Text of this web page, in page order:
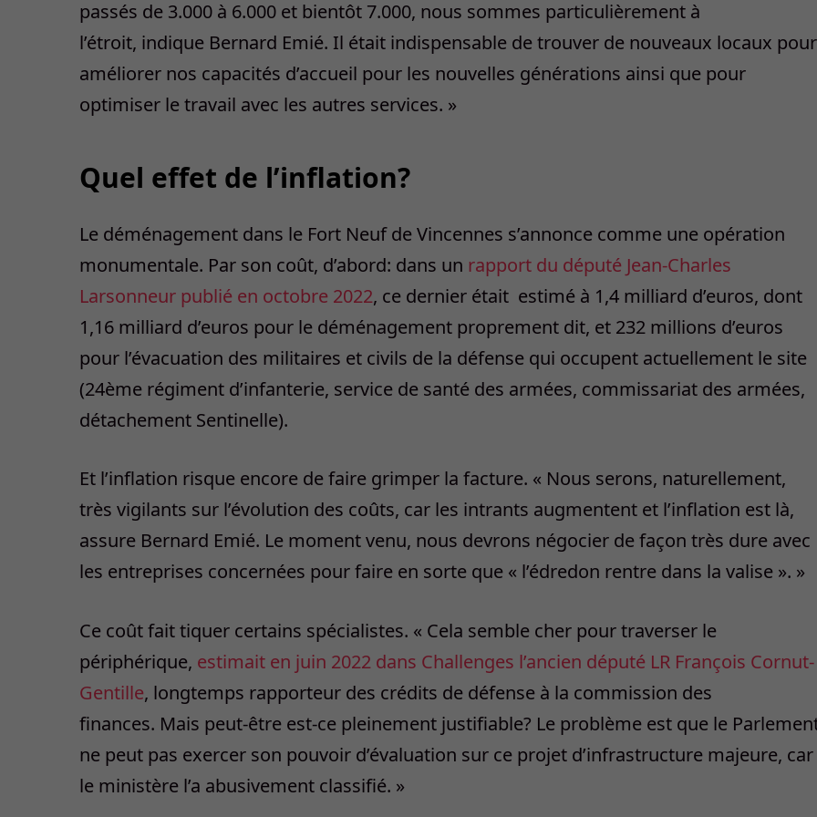
passés de 3.000 à 6.000 et bientôt 7.000, nous sommes particulièrement à
l’étroit, indique Bernard Emié. Il était indispensable de trouver de nouveaux locaux pour
améliorer nos capacités d’accueil pour les nouvelles générations ainsi que pour
optimiser le travail avec les autres services. »
Quel effet de l’inflation?
Le déménagement dans le Fort Neuf de Vincennes s’annonce comme une opération
monumentale. Par son coût, d’abord: dans un rapport du député Jean-Charles
Larsonneur publié en octobre 2022, ce dernier était estimé à 1,4 milliard d’euros, dont
1,16 milliard d’euros pour le déménagement proprement dit, et 232 millions d’euros
pour l’évacuation des militaires et civils de la défense qui occupent actuellement le site
(24ème régiment d’infanterie, service de santé des armées, commissariat des armées,
détachement Sentinelle).
Et l’inflation risque encore de faire grimper la facture. « Nous serons, naturellement,
très vigilants sur l’évolution des coûts, car les intrants augmentent et l’inflation est là,
assure Bernard Emié. Le moment venu, nous devrons négocier de façon très dure avec
les entreprises concernées pour faire en sorte que « l’édredon rentre dans la valise ». »
Ce coût fait tiquer certains spécialistes. « Cela semble cher pour traverser le
périphérique, estimait en juin 2022 dans Challenges l’ancien député LR François Cornut-
Gentille, longtemps rapporteur des crédits de défense à la commission des
finances. Mais peut-être est-ce pleinement justifiable? Le problème est que le
ne peut pas exercer son pouvoir d’évaluation sur ce projet d’infrastructure majeure, car
le ministère l’a abusivement classifié. »